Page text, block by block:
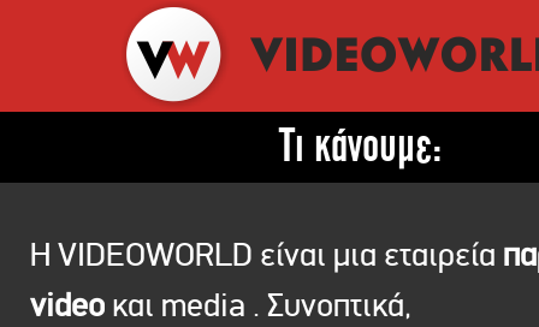
Τι κάνουμε:
Η VIDEOWORLD είναι μια εταιρεία
video και media . Συνοπτικά,